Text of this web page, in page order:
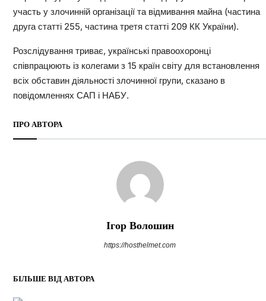
участь у злочинній організації та відмивання майна (частина
друга статті 255, частина третя статті 209 КК України).
Розслідування триває, українські правоохоронці
співпрацюють із колегами з 15 країн світу для встановлення
всіх обставин діяльності злочинної групи, сказано в
повідомленнях САП і НАБУ.
ПРО АВТОРА
Ігор Волошин
https://hosthelmet.com
БІЛЬШЕ ВІД АВТОРА